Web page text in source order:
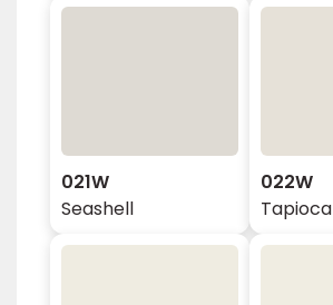
021W
Seashell
022W
Tapioca